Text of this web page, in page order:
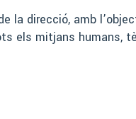
la direcció, amb
els mitjans humans,